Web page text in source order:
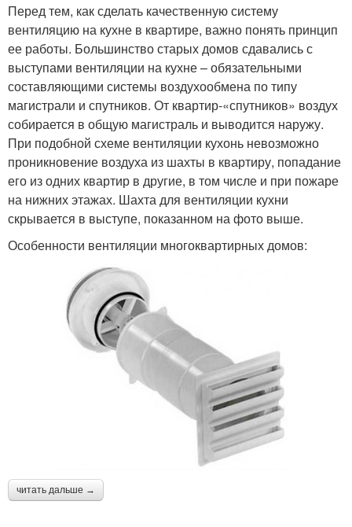
Перед тем, как сделать качественную систему
вентиляцию на кухне в квартире, важно понять принцип
ее работы. Большинство старых домов сдавались с
выступами вентиляции на кухне – обязательными
составляющими системы воздухообмена по типу
магистрали и спутников. От квартир-«спутников» воздух
собирается в общую магистраль и выводится наружу.
При подобной схеме вентиляции кухонь невозможно
проникновение воздуха из шахты в квартиру, попадание
его из одних квартир в другие, в том числе и при пожаре
на нижних этажах. Шахта для вентиляции кухни
скрывается в выступе, показанном на фото выше.
Особенности вентиляции многоквартирных домов:
читать дальше →